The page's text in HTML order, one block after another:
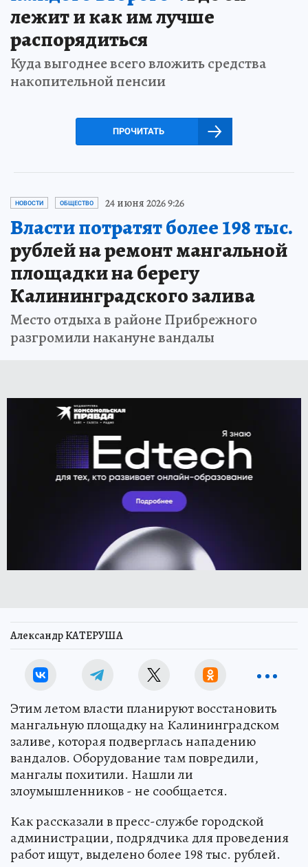
лежит и как им лучше
распорядиться
Куда выгоднее всего вложить средства
накопительной пенсии
ПРОЧИТАТЬ
НОВОСТИ ОБЩЕСТВО 24 июня 2026 9:26
Власти потратят более 198 тыс.
рублей на ремонт мангальной
площадки на берегу
Калининградского залива
Место отдыха в районе Прибрежного
разгромили накануне вандалы
Александр КАТЕРУША
Этим летом власти планируют восстановить
мангальную площадку на Калининградском
заливе, которая подверглась нападению
вандалов. Оборудование там повредили,
мангалы похитили. Нашли ли
злоумышленников - не сообщается.
Как рассказали в пресс-службе городской
администрации, подрядчика для проведения
работ ищут, выделено более 198 тыс. рублей.